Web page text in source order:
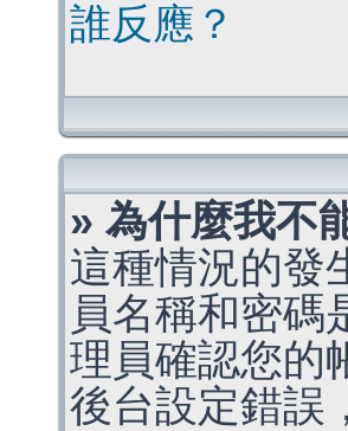
誰反應？
» 為什麼我不
這種情況的發
員名稱和密碼
理員確認您的
後台設定錯誤